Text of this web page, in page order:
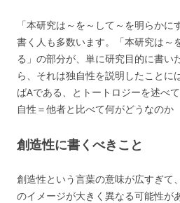
「本研究は～を～して～を明らかに
書く人も多数います。「本研究は～
る」の部分が、単に研究目的に書い
ら、それは独自性を説明したことに
ばAである、とトートロジーを述べ
自性＝他者と比べて何がどうなのか
創造性に書くべきこと
創造性という言葉の意味が広すぎて
のイメージが大きく異なる可能性が